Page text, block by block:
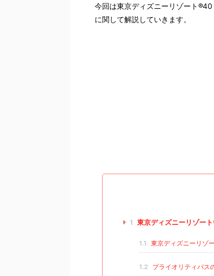
今回は東京ディズニーリゾート
に関して解説していきます。
1 東京ディズニーリゾー
1.1 東京ディズニーリゾ
1.2 プライオリティパス